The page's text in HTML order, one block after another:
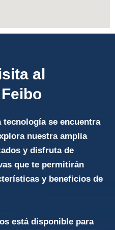
al
tecnología se encuentra
nuestra amplia
y disfruta de
que te permitirán
y beneficios de
está disponible para